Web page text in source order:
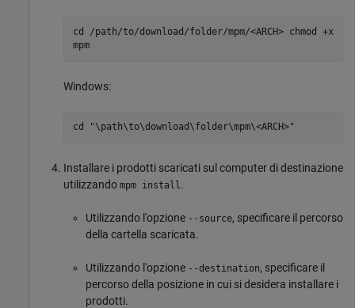
cd /path/to/download/folder/mpm/<ARCH> chmod +x
mpm
Windows:
cd "\path\to\download\folder\mpm\<ARCH>"
Installare i prodotti scaricati sul computer di destinazione
utilizzando mpm install .
Utilizzando l'opzione --source, specificare il percorso
della cartella scaricata.
Utilizzando l'opzione --destination, specificare il
percorso della posizione in cui si desidera installare i
prodotti.